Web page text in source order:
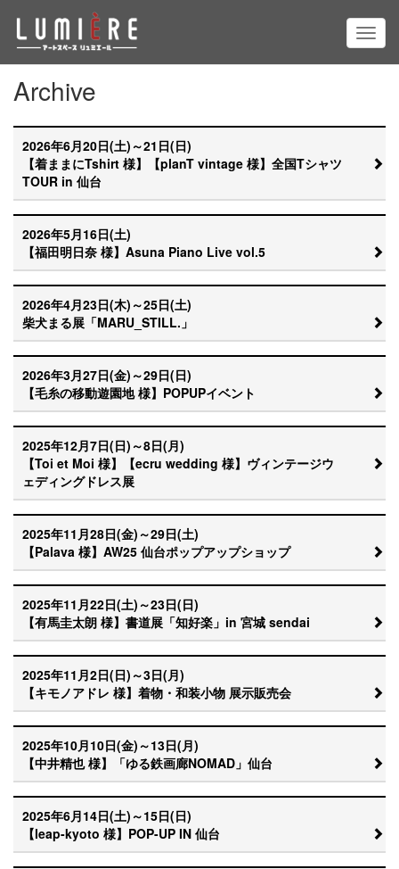
Archive
2026年6月20日(土)～21日(日)
【着ままにTshirt 様】【planT vintage 様】全国Tシャツ
TOUR in 仙台
2026年5月16日(土)
【福田明日奈 様】Asuna Piano Live vol.5
2026年4月23日(木)～25日(土)
柴犬まる展「MARU_STILL.」
2026年3月27日(金)～29日(日)
【毛糸の移動遊園地 様】POPUPイベント
2025年12月7日(日)～8日(月)
【Toi et Moi 様】【ecru wedding 様】ヴィンテージウ
ェディングドレス展
2025年11月28日(金)～29日(土)
【Palava 様】AW25 仙台ポップアップショップ
2025年11月22日(土)～23日(日)
【有馬圭太朗 様】書道展「知好楽」in 宮城 sendai
2025年11月2日(日)～3日(月)
【キモノアドレ 様】着物・和装小物 展示販売会
2025年10月10日(金)～13日(月)
【中井精也 様】「ゆる鉄画廊NOMAD」仙台
2025年6月14日(土)～15日(日)
【leap-kyoto 様】POP-UP IN 仙台